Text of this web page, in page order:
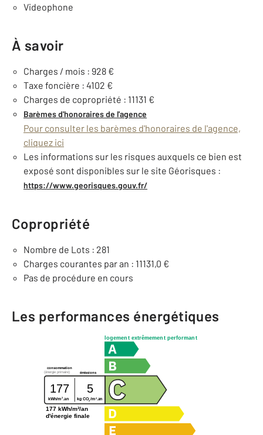
Videophone
À savoir
Charges / mois : 928 €
Taxe foncière : 4102 €
Charges de copropriété : 11131 €
Barèmes d'honoraires de l'agence
Pour consulter les barèmes d'honoraires de l'agence,
cliquez ici
Les informations sur les risques auxquels ce bien est
exposé sont disponibles sur le site Géorisques :
https://www.georisques.gouv.fr/
Copropriété
Nombre de Lots : 281
Charges courantes par an : 11131,0 €
Pas de procédure en cours
Les performances énergétiques
logement extrêmement performant
consommation
émissions
(énergie primaire)
177 5
kWh/m 2 .an kg CO2/m2.an
177 kWh/m²/an
d'énergie finale